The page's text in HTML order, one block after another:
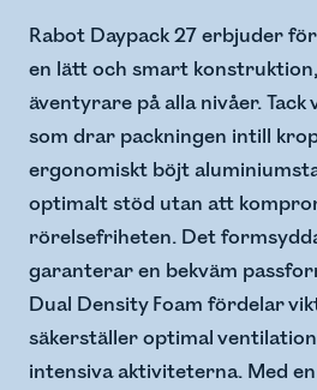
Rabot Daypack 27 erbjuder
en lätt och smart
äventyrare på alla nivåer.
som drar packningen intill
ergonomiskt böjt
optimalt stöd utan att
rörelsefriheten. Det
garanterar en bekväm
Dual Density Foam fördelar
säkerställer optimal
intensiva aktiviteterna. Med